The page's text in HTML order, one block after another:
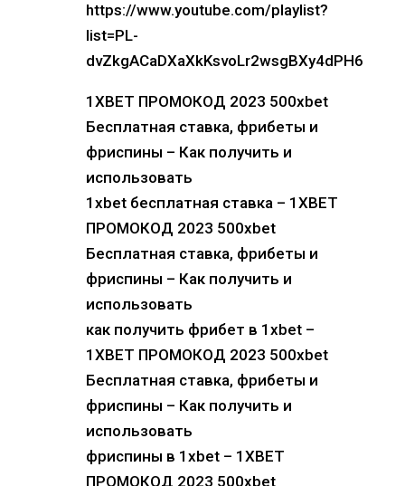
https://www.youtube.com/playlist?
list=PL-
dvZkgACaDXaXkKsvoLr2wsgBXy4dPH6
1XBET ПРОМОКОД 2023 500xbet
Бесплатная ставка, фрибеты и
фриспины – Как получить и
использовать
1xbet бесплатная ставка – 1XBET
ПРОМОКОД 2023 500xbet
Бесплатная ставка, фрибеты и
фриспины – Как получить и
использовать
как получить фрибет в 1xbet –
1XBET ПРОМОКОД 2023 500xbet
Бесплатная ставка, фрибеты и
фриспины – Как получить и
использовать
фриспины в 1xbet – 1XBET
ПРОМОКОД 2023 500xbet